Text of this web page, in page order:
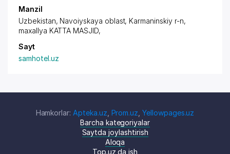
Manzil
Uzbekistan, Navoiyskaya oblast, Karmaninskiy r-n,
maxallya KATTA MASJID,
Sayt
samhotel.uz
Hamkorlar: Apteka.uz Prom.uz ,Yellowpages.uz
Barcha kategoriyalar
Saytda joylashtirish
Aloqa
Top.uz da ish